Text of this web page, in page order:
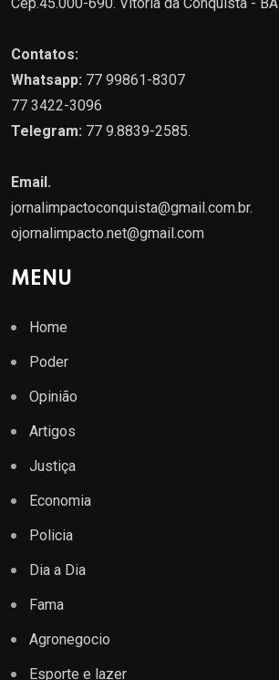
Contatos:
Whatsapp: 77 99861-8307
77 3422-3096
Telegram: 77 9.8839-2585.
Email.
jornalimpactoconquista@gmail.com.br.
ojornalimpacto.net@gmail.com
MENU
Home
Poder
Opinião
Artigos
Justiça
Economia
Policia
Dia a Dia
Fama
Agronegocio
Esporte e lazer